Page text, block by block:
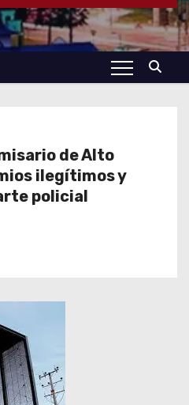
de Alto
ilegítimos y
policial